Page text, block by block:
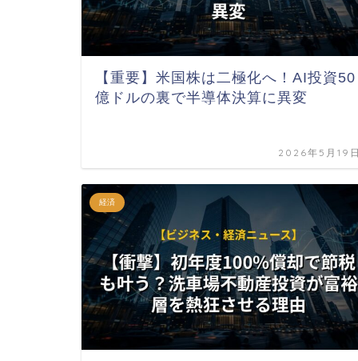
【重要】米国株は二極化へ！AI投資50
億ドルの裏で半導体決算に異変
2026年5月19
経済